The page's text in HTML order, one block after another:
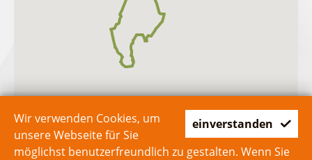
einverstanden
Wir verwenden Cookies, um
unsere Webseite für Sie
möglichst benutzerfreundlich zu gestalten. Wenn Sie